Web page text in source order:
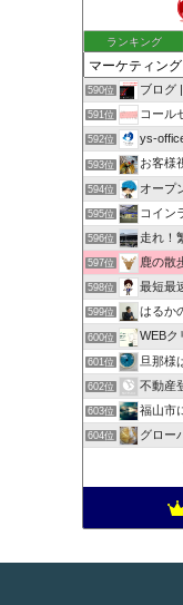
ランキング
590位 ブログ
591位 コール
592位 ys-
593位 お客様視
594位 オープ
595位 コイン
596位 走れ！
597位 鹿の散
598位 最短最
599位 はるか
600位 WEBク
601位 旦那様
602位 不動産
603位 福山市
604位
グロー